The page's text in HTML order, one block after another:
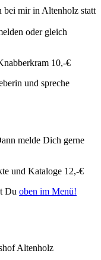
bei mir in Altenholz statt
oder gleich
10,-€
und spreche
melde Dich gerne
und Kataloge 12,-€
Du oben im Menü!
Altenholz